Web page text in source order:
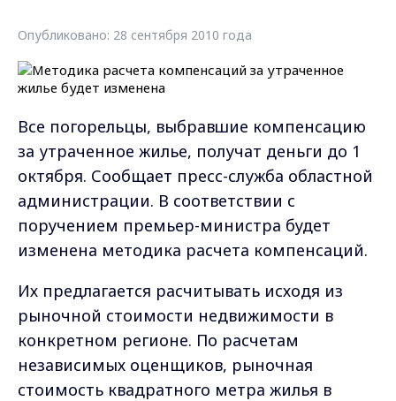
Опубликовано: 28 сентября 2010 года
Все погорельцы, выбравшие компенсацию
за утраченное жилье, получат деньги до 1
октября. Сообщает пресс-служба областной
администрации. В соответствии с
поручением премьер-министра будет
изменена методика расчета компенсаций.
Их предлагается расчитывать исходя из
рыночной стоимости недвижимости в
конкретном регионе. По расчетам
независимых оценщиков, рыночная
стоимость квадратного метра жилья в